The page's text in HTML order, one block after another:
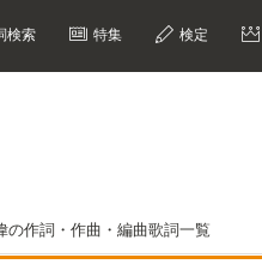
検索 特集 検定
の作詞・作曲・編曲歌詞一覧